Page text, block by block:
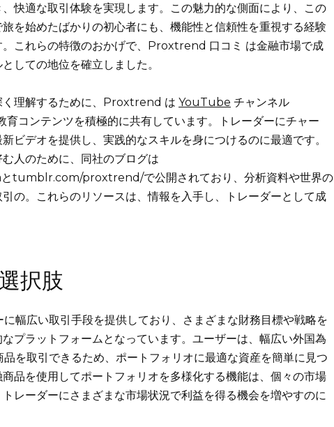
快適な取引体験を実現します。この魅力的な側面により、この
を始めたばかりの初心者にも、機能性と信頼性を重視する経験
。これらの特徴のおかげで、Proxtrend 口コミ は金融市場で成
しての地位を確立しました。
く理解するために、Proxtrend は YouTube チャンネル
ンテンツを積極的に共有しています。トレーダーにチャー
ビデオを提供し、実践的なスキルを身につけるのに最適です。
人のために、同社のブログは
proxtrend/で公開されており、分析資料や世界の
の。これらのリソースは、情報を入手し、トレーダーとして成
択肢
幅広い取引手段を提供しており、さまざまな財務目標や戦略を
プラットフォームとなっています。ユーザーは、幅広い外国為
を取引できるため、ポートフォリオに最適な資産を簡単に見つ
品を使用してポートフォリオを多様化する機能は、個々の市場
レーダーにさまざまな市場状況で利益を得る機会を増やすのに